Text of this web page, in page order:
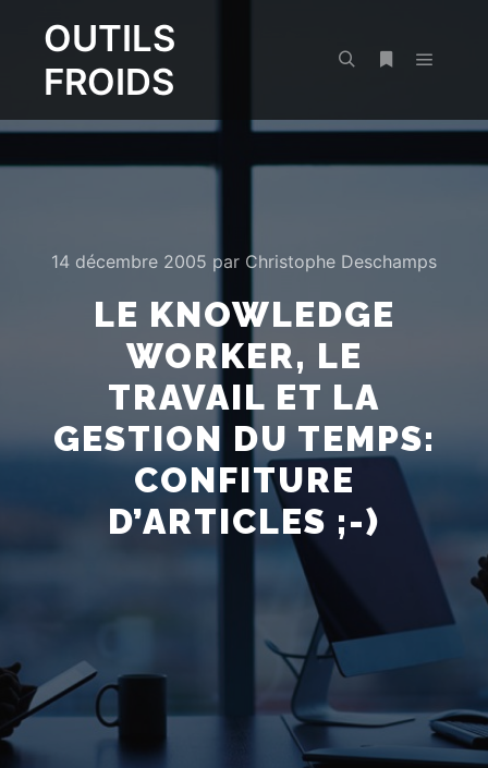
OUTILS
FROIDS
14 décembre 2005 par Christophe Deschamps
LE KNOWLEDGE
WORKER, LE
TRAVAIL ET LA
GESTION DU TEMPS:
CONFITURE
D’ARTICLES ;-)